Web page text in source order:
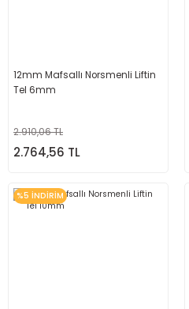
12mm Mafsallı Norsmenli Liftin
Tel 6mm
2.910,06 TL
2.764,56 TL
%5 İNDİRİM